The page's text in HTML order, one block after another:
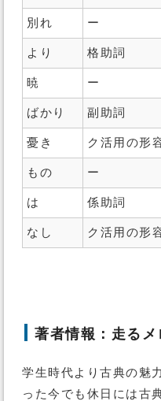
別れ ー
より 格助詞
暁 ー
ばかり 副助詞
憂き ク活用の形
もの ー
は 係助詞
なし ク活用の形
著者情報：走る
学生時代より古典の魅
った今でも休日には古